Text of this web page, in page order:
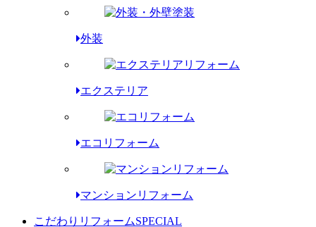
外装
エクステリア
エコリフォーム
マンションリフォーム
こだわりリフォームSPECIAL